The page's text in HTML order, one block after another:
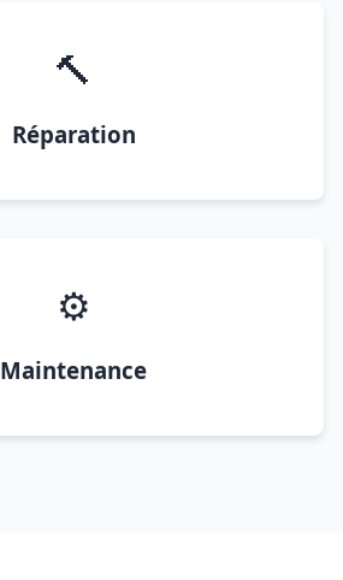
🔨
Réparation
⚙️
Maintenance